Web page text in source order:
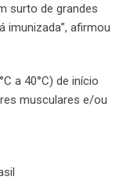
surto de grandes
imunizada”, afirmou
a 40°C) de início
musculares e/ou